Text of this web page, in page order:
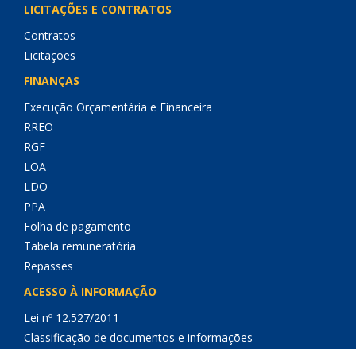
LICITAÇÕES E CONTRATOS
Contratos
Licitações
FINANÇAS
Execução Orçamentária e Financeira
RREO
RGF
LOA
LDO
PPA
Folha de pagamento
Tabela remuneratória
Repasses
ACESSO À INFORMAÇÃO
Lei nº 12.527/2011
Classificação de documentos e informações